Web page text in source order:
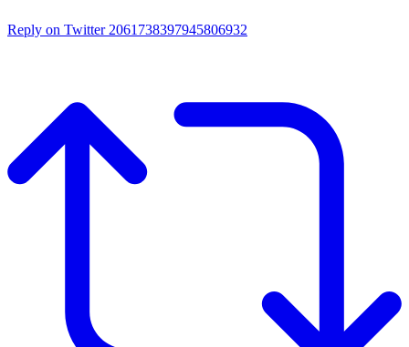
Reply on Twitter 2061738397945806932